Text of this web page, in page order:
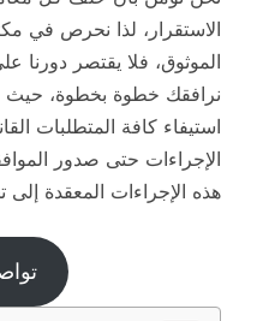
الاستقرار، لذا نحرص في
الموثوق، فلا يقتصر دورنا
نرافقك خطوة بخطوة، حيث
استيفاء كافة المتطلبات
الإجراءات حتى صدور
هذه الإجراءات المعقدة إلى